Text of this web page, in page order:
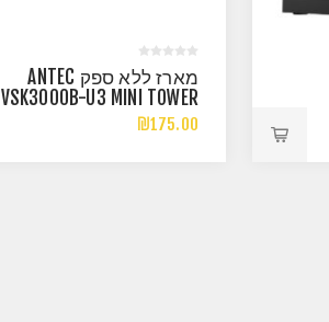
מארז ללא ספק ANTEC
VSK3000B-U3 MINI TOWER
MINI-ATX CASE
₪175.00